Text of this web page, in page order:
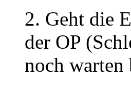
2. Geht die
der OP
noch warten